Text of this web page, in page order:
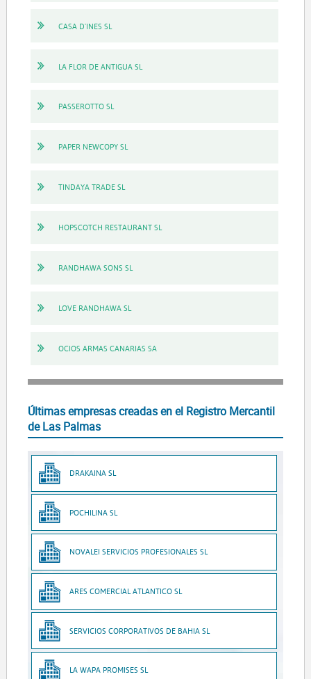
CASA D'INES SL
LA FLOR DE ANTIGUA SL
PASSEROTTO SL
PAPER NEWCOPY SL
TINDAYA TRADE SL
HOPSCOTCH RESTAURANT SL
RANDHAWA SONS SL
LOVE RANDHAWA SL
OCIOS ARMAS CANARIAS SA
Últimas empresas creadas en el Registro Mercantil
de Las Palmas
DRAKAINA SL
POCHILINA SL
NOVALEI SERVICIOS PROFESIONALES SL
ARES COMERCIAL ATLANTICO SL
SERVICIOS CORPORATIVOS DE BAHIA SL
LA WAPA PROMISES SL